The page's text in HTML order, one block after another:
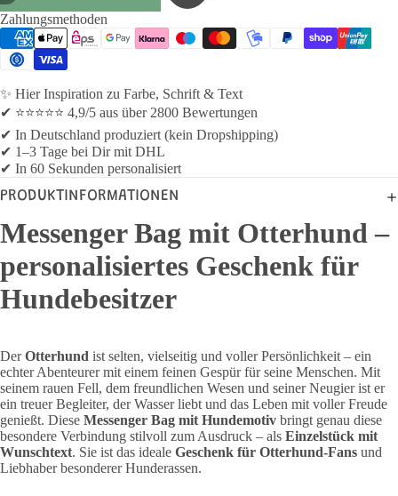
Zahlungsmethoden
✨ Hier Inspiration zu Farbe, Schrift & Text
✔ ⭐⭐⭐⭐⭐ 4,9/5 aus über 2800 Bewertungen
✔ In Deutschland produziert (kein Dropshipping)
✔ 1–3 Tage bei Dir mit DHL
✔ In 60 Sekunden personalisiert
PRODUKTINFORMATIONEN
Messenger Bag mit Otterhund –
personalisiertes Geschenk für
Hundebesitzer
DerOtterhund ist selten, vielseitig und voller Persönlichkeit – ein
echter Abenteurer mit einem feinen Gespür für seine Menschen. Mit
seinem rauen Fell, dem freundlichen Wesen und seiner Neugier ist er
ein treuer Begleiter, der Wasser liebt und das Leben mit voller Freude
genießt. Diese Messenger Bag mit Hundemotiv bringt genau diese
besondere Verbindung stilvoll zum Ausdruck – als Einzelstück mit
Wunschtext. Sie ist das ideale Geschenk für Otterhund-Fans und
Liebhaber besonderer Hunderassen.